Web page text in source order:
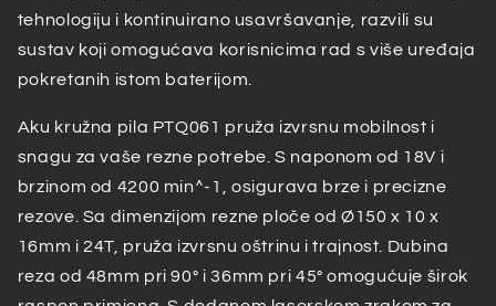
tehnologiju i kontinuirano usavršavanje, razvili su
sustav koji omogućava korisnicima rad s više uređaja
pokretanih istom baterijom.
Aku kružna pila PTQ061 pruža izvrsnu mobilnost i
snagu za vaše rezne potrebe. S naponom od 18V i
brzinom od 4200 min^-1, osigurava brze i precizne
rezove. Sa dimenzijom rezne ploče od Ø150 x 10 x
16mm i 24T, pruža izvrsnu oštrinu i trajnost. Dubina
reza od 48mm pri 90° i 36mm pri 45° omogućuje širok